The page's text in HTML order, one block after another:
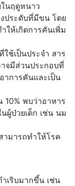
ในฤดูหนาว
ระดับที่มีขน โดย
ให้เกิดการคันเพิ่ม
เป็นประจำ สาร
จมีส่วนประกอบที่
าการคันและเป็น
พบว่าอาหาร
ผู้ป่วยเด็ก เช่น นม
ารถทำให้โรค
ริบมากขึ้น เช่น